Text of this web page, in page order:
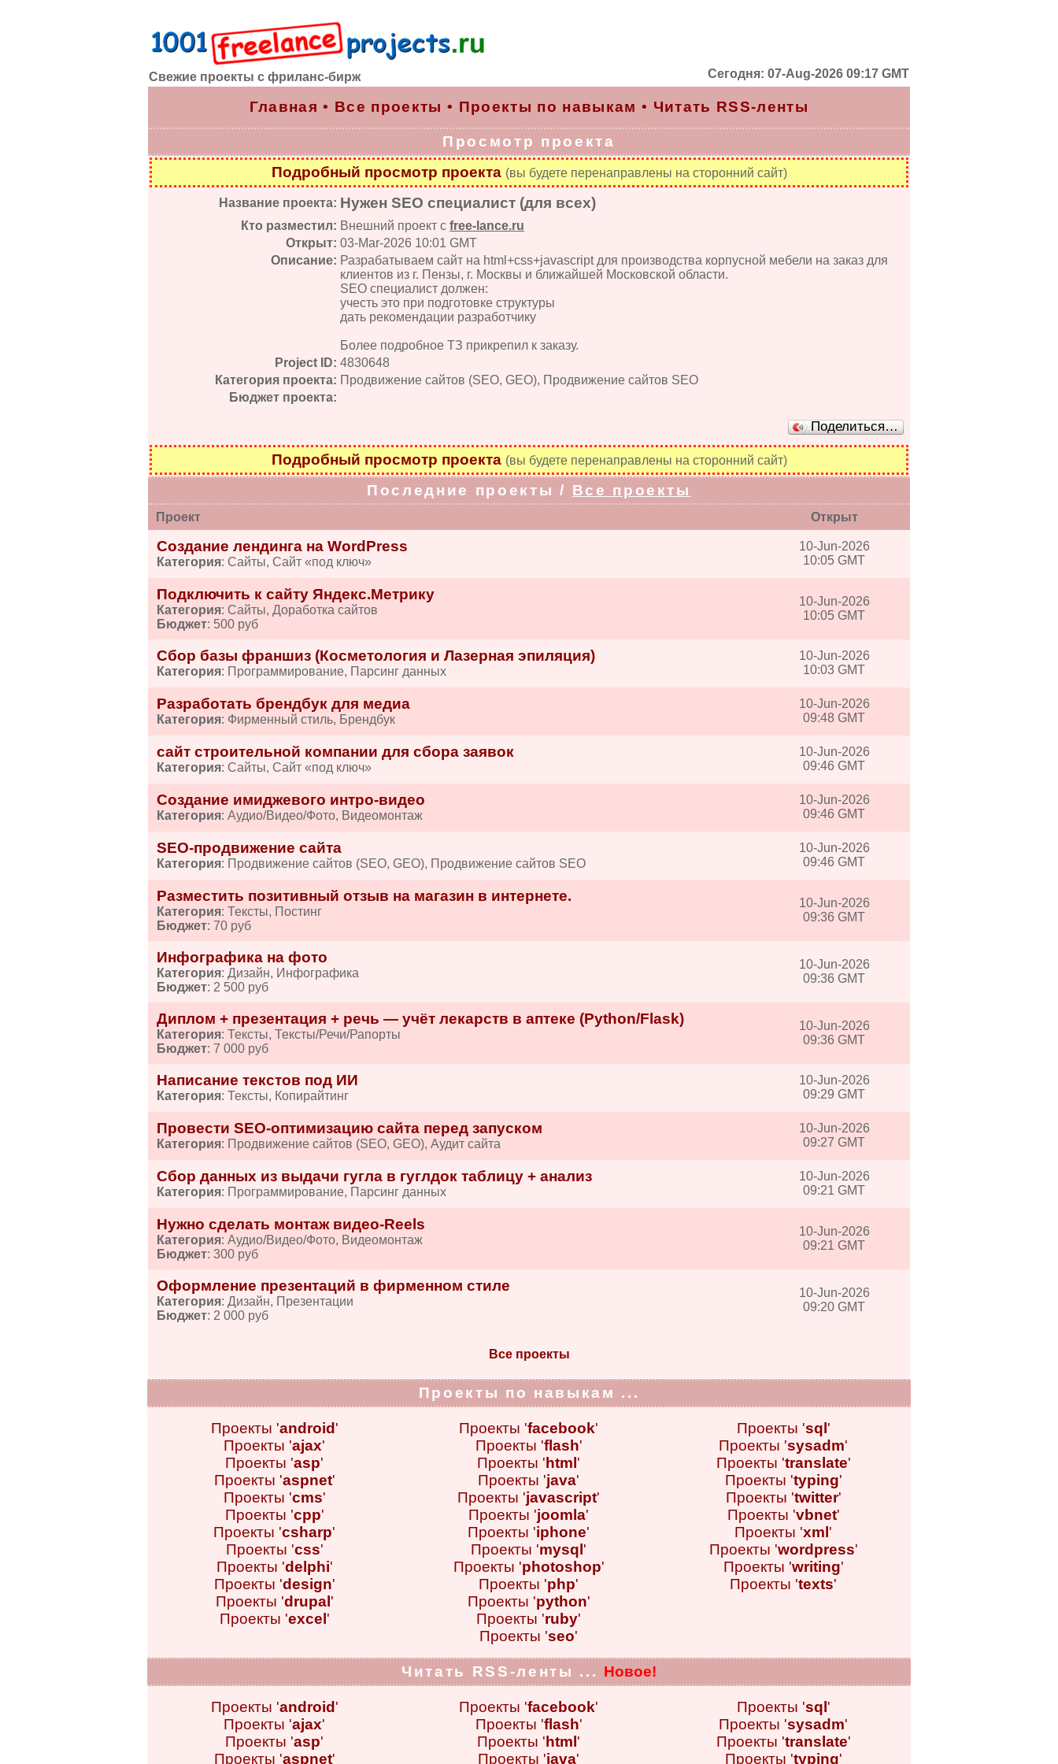
Свежие проекты с фриланс-бирж Сегодня: 07-Aug-2026 09:17 GMT
Главная • Все проекты • Проекты по навыкам • Читать RSS-ленты
Просмотр проекта
Подробный просмотр проекта (вы будете перенаправлены на сторонний сайт)
Название проекта: Нужен SEO специалист (для всех)
Кто разместил: Внешний проект с free-lance.ru
Открыт: 03-Mar-2026 10:01 GMT
Описание: Разрабатываем сайт на html+css+javascript для производства корпусной мебели на заказ для
клиентов из г. Пензы, г. Москвы и ближайшей Московской области.
SEO специалист должен:
учесть это при подготовке структуры
дать рекомендации разработчику
Более подробное ТЗ прикрепил к заказу.
Project ID: 4830648
Категория проекта: Продвижение сайтов (SEO, GEO), Продвижение сайтов SEO
Бюджет проекта:
Поделиться…
Подробный просмотр проекта (вы будете перенаправлены на сторонний сайт)
Последние проекты / Все проекты
Проект Открыт
Создание лендинга на WordPress
Категория: Сайты, Сайт «под ключ»
10-Jun-2026
10:05 GMT
Подключить к сайту Яндекс.Метрику
Категория: Сайты, Доработка сайтов
Бюджет: 500 руб
10-Jun-2026
10:05 GMT
Сбор базы франшиз (Косметология и Лазерная эпиляция)
Категория: Программирование, Парсинг данных
10-Jun-2026
10:03 GMT
Разработать брендбук для медиа
Категория: Фирменный стиль, Брендбук
10-Jun-2026
09:48 GMT
сайт строительной компании для сбора заявок
Категория: Сайты, Сайт «под ключ»
10-Jun-2026
09:46 GMT
Создание имиджевого интро-видео
Категория: Аудио/Видео/Фото, Видеомонтаж
10-Jun-2026
09:46 GMT
SEO-продвижение сайта
Категория: Продвижение сайтов (SEO, GEO), Продвижение сайтов SEO
10-Jun-2026
09:46 GMT
Разместить позитивный отзыв на магазин в интернете.
Категория: Тексты, Постинг
Бюджет: 70 руб
10-Jun-2026
09:36 GMT
Инфографика на фото
Категория: Дизайн, Инфографика
Бюджет: 2 500 руб
10-Jun-2026
09:36 GMT
Диплом + презентация + речь — учёт лекарств в аптеке (Python/Flask)
Категория: Тексты, Тексты/Речи/Рапорты
Бюджет: 7 000 руб
10-Jun-2026
09:36 GMT
Написание текстов под ИИ
Категория: Тексты, Копирайтинг
10-Jun-2026
09:29 GMT
Провести SEO-оптимизацию сайта перед запуском
Категория: Продвижение сайтов (SEO, GEO), Аудит сайта
10-Jun-2026
09:27 GMT
Сбор данных из выдачи гугла в гуглдок таблицу + анализ
Категория: Программирование, Парсинг данных
10-Jun-2026
09:21 GMT
Нужно сделать монтаж видео-Reels
Категория: Аудио/Видео/Фото, Видеомонтаж
Бюджет: 300 руб
10-Jun-2026
09:21 GMT
Оформление презентаций в фирменном стиле
Категория: Дизайн, Презентации
Бюджет: 2 000 руб
10-Jun-2026
09:20 GMT
Все проекты
Проекты по навыкам ...
Проекты 'android '
Проекты 'ajax'
Проекты 'asp'
Проекты 'aspnet'
Проекты 'cms'
Проекты 'cpp'
Проекты 'csharp'
Проекты 'css'
Проекты 'delphi'
Проекты 'design'
Проекты 'drupal '
Проекты 'excel '
Проекты 'facebook'
Проекты 'flash'
Проекты 'html '
Проекты 'java'
Проекты 'javascript'
Проекты 'joomla'
Проекты 'iphone'
Проекты 'mysql '
Проекты 'photoshop'
Проекты 'php'
Проекты 'python'
Проекты 'ruby'
Проекты 'seo'
Проекты 'sql '
Проекты 'sysadm'
Проекты 'translate'
Проекты 'typing'
Проекты 'twitter'
Проекты 'vbnet'
Проекты 'xml '
Проекты 'wordpress'
Проекты 'writing'
Проекты 'texts'
Читать RSS-ленты ... Новое!
Проекты 'android '
Проекты 'ajax'
Проекты 'asp'
Проекты 'aspnet'
Проекты 'facebook'
Проекты 'flash'
Проекты 'html '
Проекты 'java'
Проекты 'sql '
Проекты 'sysadm'
Проекты 'translate'
Проекты 'typing'